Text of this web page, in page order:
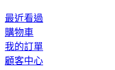
最近看過
購物車
我的訂單
顧客中心